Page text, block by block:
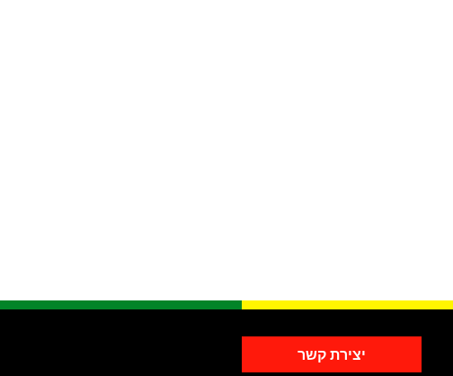
יצירת קשר